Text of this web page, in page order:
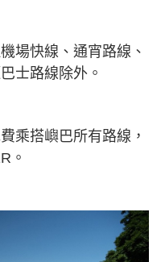
場快線、通宵路線、
士路線除外。
乘搭嶼巴所有路線，
。